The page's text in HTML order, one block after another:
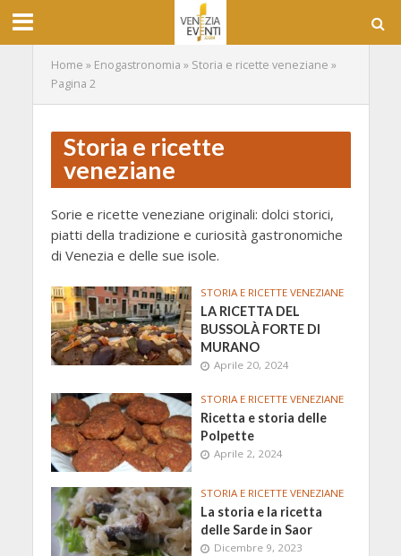
Home » Enogastronomia » Storia e ricette veneziane »
Pagina 2
Storia e ricette
veneziane
Sorie e ricette veneziane originali: dolci storici,
piatti della tradizione e curiosità gastronomiche
di Venezia e delle sue isole.
STORIA E RICETTE VENEZIANE
LA RICETTA DEL
BUSSOLÀ FORTE DI
MURANO
Aprile 20, 2024
STORIA E RICETTE VENEZIANE
Ricetta e storia delle
Polpette
Aprile 2, 2024
STORIA E RICETTE VENEZIANE
La storia e la ricetta
delle Sarde in Saor
Dicembre 9, 2023